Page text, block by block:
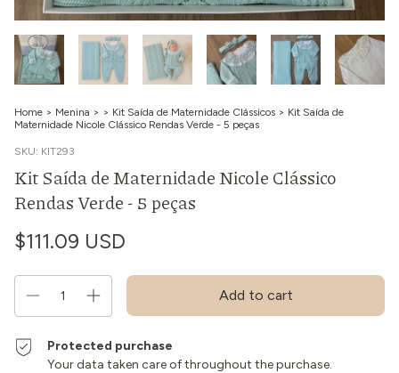
Home > Menina > > Kit Saída de Maternidade Clássicos > Kit Saída de
Maternidade Nicole Clássico Rendas Verde - 5 peças
SKU: KIT293
Kit Saída de Maternidade Nicole Clássico
Rendas Verde - 5 peças
$111.09 USD
Protected purchase
Your data taken care of throughout the purchase.